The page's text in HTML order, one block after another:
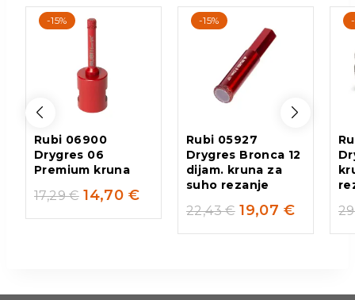
-15%
Rubi 06900
Drygres 06
Premium kruna
17,29€ 14,70 €
-15%
Rubi 05927
Drygres Bronca 12
dijam. kruna za
suho rezanje
22,43€ 19,07 €